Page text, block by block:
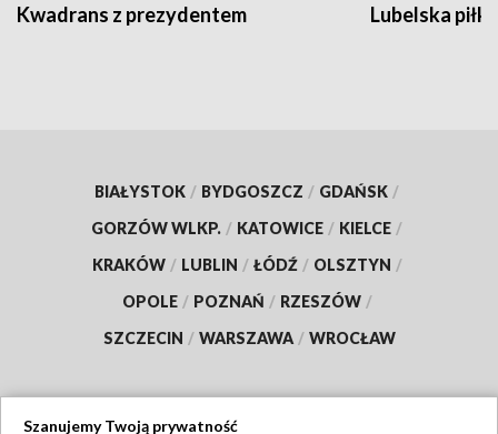
Kwadrans z prezydentem Lubelska piłka
BIAŁYSTOK / BYDGOSZCZ / GDAŃSK /
GORZÓW WLKP. / KATOWICE / KIELCE /
KRAKÓW / LUBLIN / ŁÓDŹ / OLSZTYN /
OPOLE / POZNAŃ / RZESZÓW /
SZCZECIN / WARSZAWA / WROCŁAW
Szanujemy Twoją prywatność